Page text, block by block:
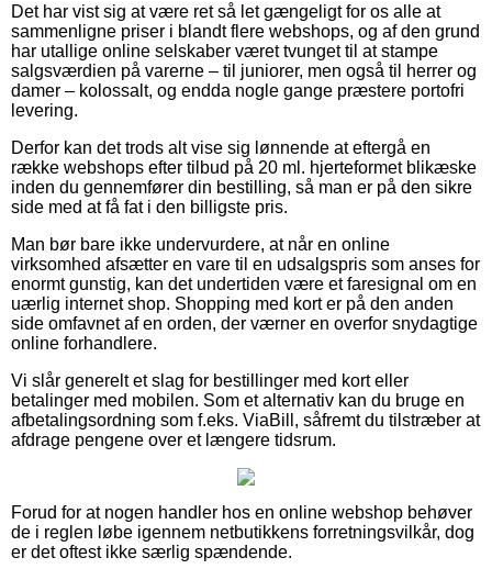
Det har vist sig at være ret så let gængeligt for os alle at
sammenligne priser i blandt flere webshops, og af den grund
har utallige online selskaber været tvunget til at stampe
salgsværdien på varerne – til juniorer, men også til herrer og
damer – kolossalt, og endda nogle gange præstere portofri
levering.
Derfor kan det trods alt vise sig lønnende at eftergå en
række webshops efter tilbud på 20 ml. hjerteformet blikæske
inden du gennemfører din bestilling, så man er på den sikre
side med at få fat i den billigste pris.
Man bør bare ikke undervurdere, at når en online
virksomhed afsætter en vare til en udsalgspris som anses for
enormt gunstig, kan det undertiden være et faresignal om en
uærlig internet shop. Shopping med kort er på den anden
side omfavnet af en orden, der værner en overfor snydagtige
online forhandlere.
Vi slår generelt et slag for bestillinger med kort eller
betalinger med mobilen. Som et alternativ kan du bruge en
afbetalingsordning som f.eks. ViaBill, såfremt du tilstræber at
afdrage pengene over et længere tidsrum.
Forud for at nogen handler hos en online webshop behøver
de i reglen løbe igennem netbutikkens forretningsvilkår, dog
er det oftest ikke særlig spændende.